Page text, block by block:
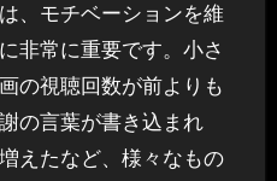
、モチベーションを維
非常に重要です。小さ
の視聴回数が前よりも
の言葉が書き込まれ
えたなど、様々なもの